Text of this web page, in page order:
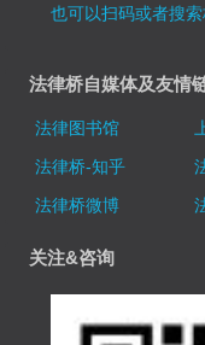
也可以扫码或者搜
法律桥自媒体及友情
法律图书馆
法律桥-知乎
法律桥微博
关注&咨询